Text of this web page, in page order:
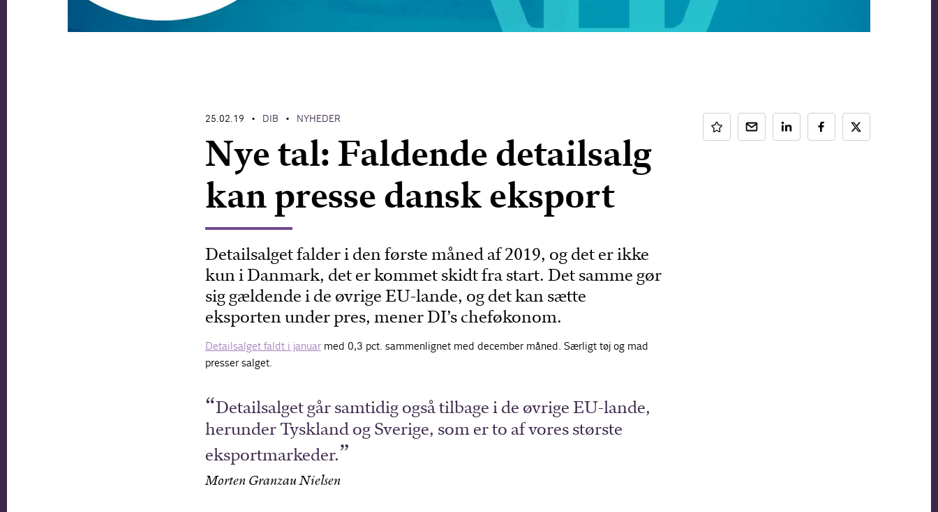
25.02.19 • DIB • NYHEDER
Nye tal: Faldende detailsalg
kan presse dansk eksport
Detailsalget falder i den første måned af 2019, og det er ikke
kun i Danmark, det er kommet skidt fra start. Det samme gør
sig gældende i de øvrige EU-lande, og det kan sætte
eksporten under pres, mener DI’s cheføkonom.
Detailsalget faldt i januarmed 0,3 pct. sammenlignet med december måned. Særligt tøj og mad
presser salget.
Detailsalget går samtidig også tilbage i de øvrige EU-lande,
herunder Tyskland og Sverige, som er to af vores største
eksportmarkeder.
Morten Granzau Nielsen